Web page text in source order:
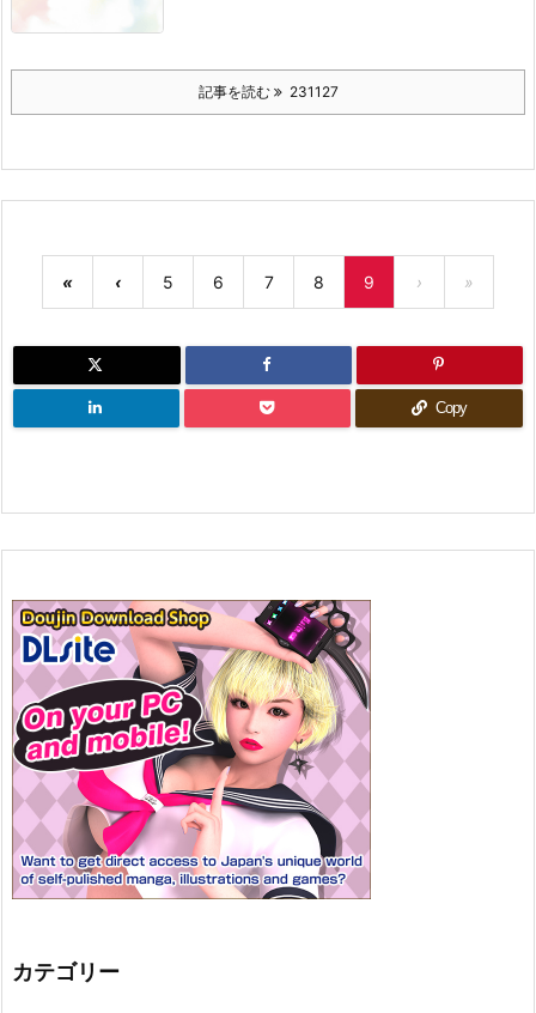
記事を読む 231127
« ‹ 5 6 7 8 9 › »
Copy
カテゴリー